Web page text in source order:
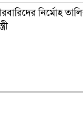
নির্মোহ